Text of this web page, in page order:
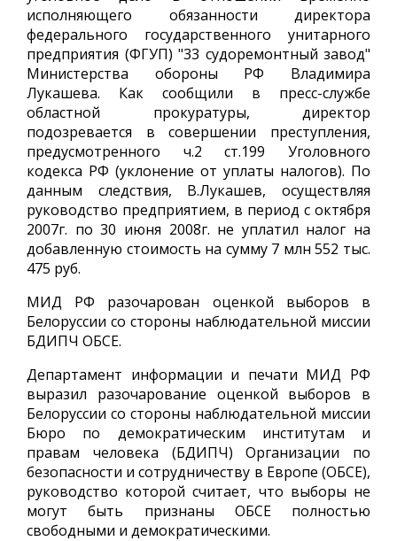
исполняющего обязанности директора
федерального государственного унитарного
предприятия (ФГУП) "33 судоремонтный завод"
Министерства обороны РФ Владимира
Лукашева. Как сообщили в пресс-службе
областной прокуратуры, директор
подозревается в совершении преступления,
предусмотренного ч.2 ст.199 Уголовного
кодекса РФ (уклонение от уплаты налогов). По
данным следствия, В.Лукашев, осуществляя
руководство предприятием, в период с октября
2007г. по 30 июня 2008г. не уплатил налог на
добавленную стоимость на сумму 7 млн 552 тыс.
475 руб.
МИД РФ разочарован оценкой выборов в
Белоруссии со стороны наблюдательной миссии
БДИПЧ ОБСЕ.
Департамент информации и печати МИД РФ
выразил разочарование оценкой выборов в
Белоруссии со стороны наблюдательной миссии
Бюро по демократическим институтам и
правам человека (БДИПЧ) Организации по
безопасности и сотрудничеству в Европе (ОБСЕ),
руководство которой считает, что выборы не
могут быть признаны ОБСЕ полностью
свободными и демократическими.